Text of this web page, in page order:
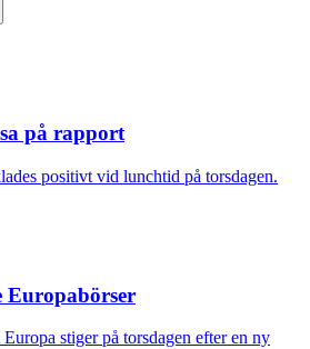
på rapport
positivt vid lunchtid på torsdagen.
Europabörser
stiger på torsdagen efter en ny